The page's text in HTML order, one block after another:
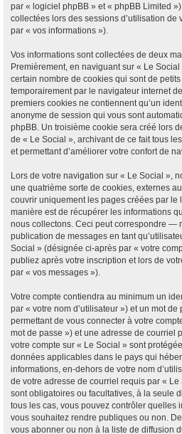
par « logiciel phpBB » et « phpBB Limited
collectées lors des sessions d’utilisation de
par « vos informations »).
Vos informations sont collectées de deux
Premièrement, en naviguant sur « Le
certain nombre de cookies qui sont de
temporairement par le navigateur internet
premiers cookies ne contiennent qu’un
anonyme de session qui vous sont
phpBB. Un troisième cookie sera créé lors
de « Le Social », archivant de ce fait tous
et permettant d’améliorer votre confort de
Lors de votre navigation sur « Le Social »,
une quatrième sorte de cookies, externes
couvrir uniquement les pages créées par le
manière est de récupérer les informations
nous collectons. Ceci peut correspondre —
publication de messages en tant
Social » (désignée ci-après par « votre
publiez après votre inscription et lors de
par « vos messages »).
Votre compte contiendra au minimum un
par « votre nom d’utilisateur ») et un mot
permettant de vous connecter à votre
mot de passe ») et une adresse de courriel
votre compte sur « Le Social » sont
données applicables dans le pays qui
informations, en-dehors de votre nom
de votre adresse de courriel requis par «
sont obligatoires ou facultatives, à la seule
tous les cas, vous pouvez contrôler quelles
vous souhaitez rendre publiques ou non.
vous abonner ou non à la liste de diffusion